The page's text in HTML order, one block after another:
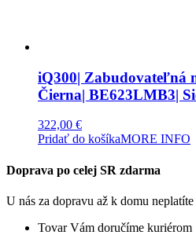
iQ300| Zabudovateľná
Čierna| BE623LMB3|
322,00 €
Pridať do košíkaMORE INFO
Doprava po celej SR zdarma
U nás za dopravu až k domu neplatíte
Tovar Vám doručíme kuriérom